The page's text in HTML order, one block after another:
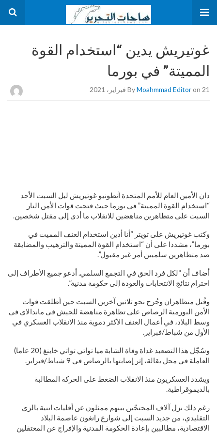
غوتيريش يدين “استخدام القوة
المميتة” في بورما
ByMoahmmad Editoron 21 فبراير، 2021
دان الأمين العام للأمم المتحدة أنطونيو غوتيريش ليل السبت الأحد
“استخدام القوة المميتة” في بورما حيث فتحت قوات الأمن النار
السبت على متظاهرين مناهضين للانقلاب ما أدى إلى مقتل شخصين.
وكتب غوتيريش على تويتر “أنا أدين استخدام العنف المميت في
بورما”، مشددا على أن “استخدام القوة المميتة والترهيب والمضايقة
ضد متظاهرين سلميين أمر غير مقبول”.
أضاف أن “لكل فرد الحق في التجمع السلمي. أدعو جميع الأطراف إلى
احترام نتائج الانتخابات والعودة إلى حكومة مدنية”.
وقُتل متظاهران وجُرح نحو ثلاثين آخرين السبت حين أطلقت قوات
الأمن البورمية الرصاص على تظاهرة مناهضة للجيش في ماندالاي في
وسط البلاد، في أعمال العنف الأكثر دموية منذ الانقلاب العسكري في
الأول من شباط/فبراير.
وسُجّل هذا التصعيد غداة وفاة الشابة ميا ثواتي ثواتي خاينغ (20 عاما)
العاملة في محل بقالة، إثر إصابتها بالرصاص في 9 شباط/فبراير.
ويشدد العسكريون منذ الانقلاب الضغط على الحركة المطالبة
بالديموقراطية.
رغم ذلك نزل آلاف المحتجّين بينهم ممثلون عن أقليات اتنية بالزي
التقليدي، من جديد السبت إلى شوارع رانغون عاصمة البلاد
الاقتصادية، مطالبين بإعادة الحكومة المدنية والإفراج عن المعتقلين